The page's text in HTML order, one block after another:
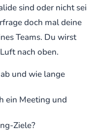
sind oder nicht sei
doch mal deine
Teams. Du wirst
nach oben.
und wie lange
ein Meeting und
Ziele?